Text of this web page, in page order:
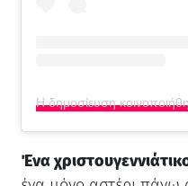
Η δημοσίευση κοινοποιήθηκε
Ένα